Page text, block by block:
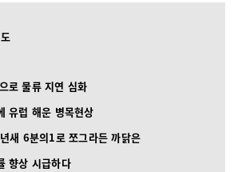
로 물류 지연 심화
유럽 해운 병목현상
새 6분의1로 쪼그라든 까닭은
향상 시급하다